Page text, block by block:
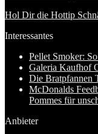
Hol Dir die Hottip
Interessantes
Pellet Smoker:
Galeria Kaufhof
Die Bratpfannen
McDonalds
Pommes für
Anbieter